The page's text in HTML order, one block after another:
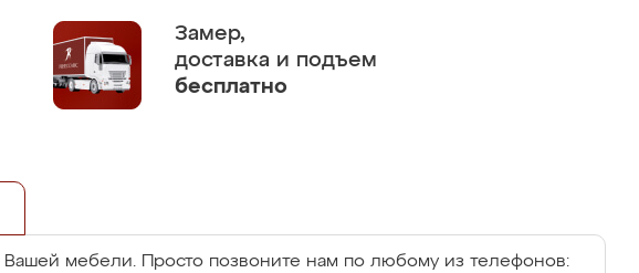
Замер,
доставка и подъем
бесплатно
Вашей мебели. Просто позвоните нам по любому из телефонов: